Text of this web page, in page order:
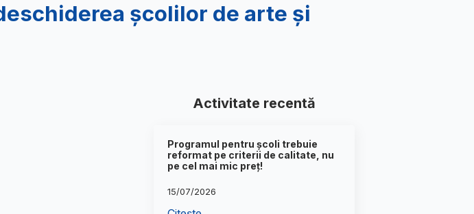
școlilor de arte și
Activitate recentă
Programul pentru școli trebuie
reformat pe criterii de calitate, nu
pe cel mai mic preț!
15/07/2026